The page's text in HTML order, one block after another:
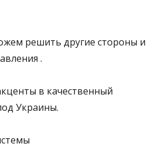
решить другие стороны и
.
в качественный
Украины.